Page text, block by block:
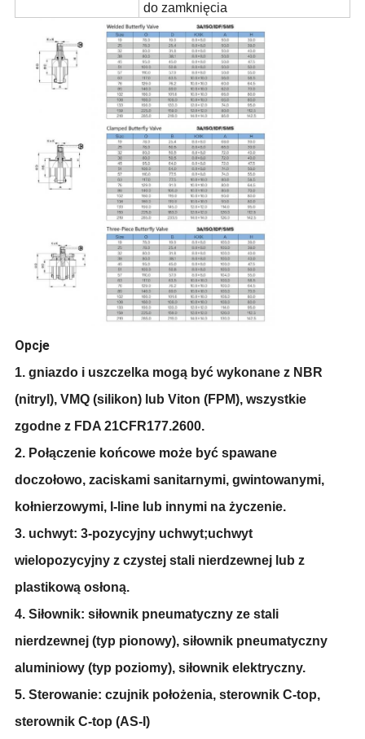
do zamknięcia
Opcje
1. gniazdo i uszczelka mogą być wykonane z NBR
(nitryl), VMQ (silikon) lub Viton (FPM), wszystkie
zgodne z FDA 21CFR177.2600.
2. Połączenie końcowe może być spawane
doczołowo, zaciskami sanitarnymi, gwintowanymi,
kołnierzowymi, I-line lub innymi na życzenie.
3. uchwyt: 3-pozycyjny uchwyt;uchwyt
wielopozycyjny z czystej stali nierdzewnej lub z
plastikową osłoną.
4. Siłownik: siłownik pneumatyczny ze stali
nierdzewnej (typ pionowy), siłownik pneumatyczny
aluminiowy (typ poziomy), siłownik elektryczny.
5. Sterowanie: czujnik położenia, sterownik C-top,
sterownik C-top (AS-I)